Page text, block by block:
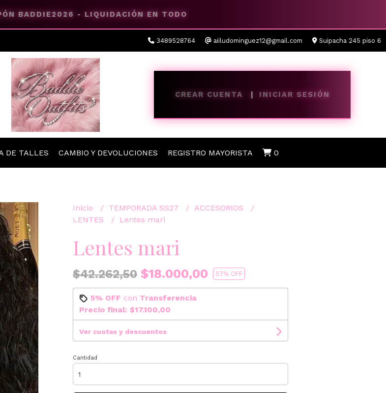
BADDIE2026 - LIQUIDACIÓN EN TODO
3489528764 aiiludominguez12@gmail.com Suipacha 245 piso 6
CREAR CUENTA INICIAR SESIÓN
DE TALLES CAMBIO Y DEVOLUCIONES REGISTRO MAYORISTA 0
Inicio TEMPORADA SS27
ACCESORIOS
LENTES
Lentes mari
Lentes mari
$42.262,50 $18.000,00 57% OFF
5% OFF con Transferencia
Precio final: $17.100,00
Ver cuotas y descuentos
Cantidad